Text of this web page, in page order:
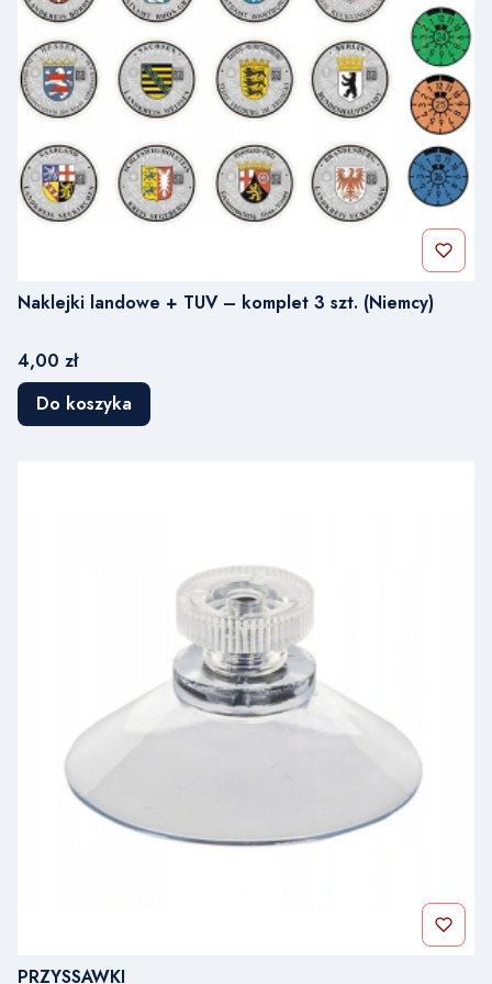
Naklejki landowe + TUV – komplet 3 szt. (Niemcy)
Cena
4,00 zł
Do koszyka
PRZYSSAWKI